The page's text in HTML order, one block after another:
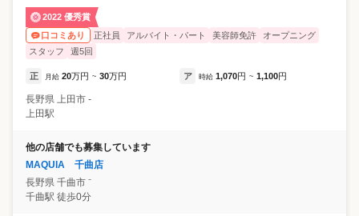
2022 優秀賞
口コミあり
正社員 アルバイト・パート 美容師免許
オープニング
スタッフ
週5回
正 月給 20万円 ~ 30万円 ア 時給 1,070円 ~ 1,100円
長野県 上田市 ‐
上田駅
他の店舗でも募集しています
MAQUIA 千曲店
長野県 千曲市 ⁻
千曲駅 徒歩0分